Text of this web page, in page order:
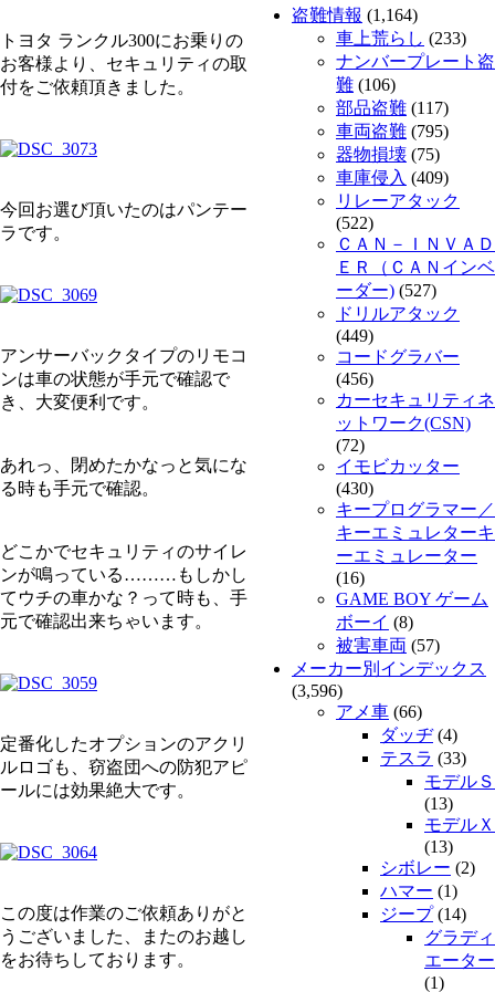
トヨタ ランクル300にお乗りの
お客様より、セキュリティの取
付をご依頼頂きました。
今回お選び頂いたのはパンテー
ラです。
アンサーバックタイプのリモコ
ンは車の状態が手元で確認で
き、大変便利です。
あれっ、閉めたかなっと気にな
る時も手元で確認。
どこかでセキュリティのサイレ
ンが鳴っている………もしかし
てウチの車かな？って時も、手
元で確認出来ちゃいます。
定番化したオプションのアクリ
ルロゴも、窃盗団への防犯アピ
ールには効果絶大です。
この度は作業のご依頼ありがと
うございました、またのお越し
をお待ちしております。
盗難情報 (1,164)
車上荒らし (233)
ナンバープレート盗
難 (106)
部品盗難 (117)
車両盗難 (795)
器物損壊 (75)
車庫侵入 (409)
リレーアタック
(522)
ＣＡＮ－ＩＮＶＡＤ
ＥＲ（ＣＡＮインベ
ーダー) (527)
ドリルアタック
(449)
コードグラバー
(456)
カーセキュリティネ
ットワーク(CSN)
(72)
イモビカッター
(430)
キープログラマー／
キーエミュレターキ
ーエミュレーター
(16)
GAME BOY ゲーム
ボーイ (8)
被害車両 (57)
メーカー別インデックス
(3,596)
アメ車 (66)
ダッヂ(4)
テスラ (33)
モデルＳ
(13)
モデルＸ
(13)
シボレー (2)
ハマー (1)
ジープ(14)
グラディ
エーター
(1)